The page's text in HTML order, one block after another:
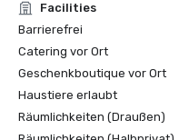
Facilities
Barrierefrei
Catering vor Ort
Geschenkboutique vor Ort
Haustiere erlaubt
Räumlichkeiten (Draußen)